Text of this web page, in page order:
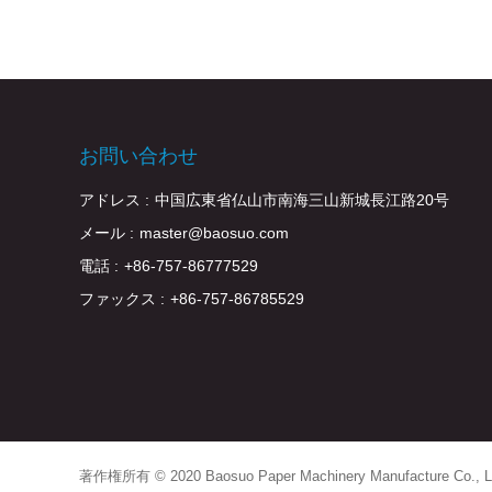
お問い合わせ
アドレス : 中国広東省仏山市南海三山新城長江路20号
メール : master@baosuo.com
電話 : +86-757-86777529
ファックス : +86-757-86785529
著作権所有 © 2020 Baosuo Paper Machinery Manufacture Co.,